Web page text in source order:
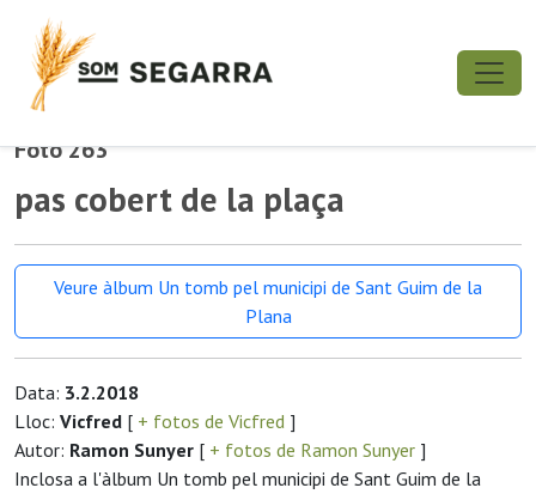
Foto 263
pas cobert de la plaça
Veure àlbum Un tomb pel municipi de Sant Guim de la
Plana
Data: 3.2.2018
Lloc: Vicfred [ + fotos de Vicfred ]
Autor: Ramon Sunyer [ + fotos de Ramon Sunyer ]
Inclosa a l'àlbum Un tomb pel municipi de Sant Guim de la